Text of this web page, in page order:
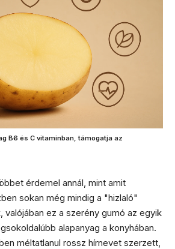
B6 és C vitaminban, támogatja az
érdemel annál, mint amit
sokan még mindig a "hizlaló"
valójában ez a szerény gumó az egyik
alapanyag a konyhában.
méltatlanul rossz hírnevet szerzett,